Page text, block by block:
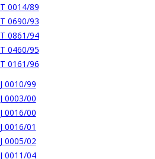
T 0014/89
T 0690/93
T 0861/94
T 0460/95
T 0161/96
J 0010/99
J 0003/00
J 0016/00
J 0016/01
J 0005/02
J 0011/04